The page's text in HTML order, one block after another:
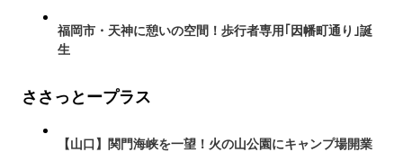
福岡市・天神に憩いの空間！歩行者専用｢因幡町通り｣誕
生
ささっとープラス
【山口】関門海峡を一望！火の山公園にキャンプ場開業